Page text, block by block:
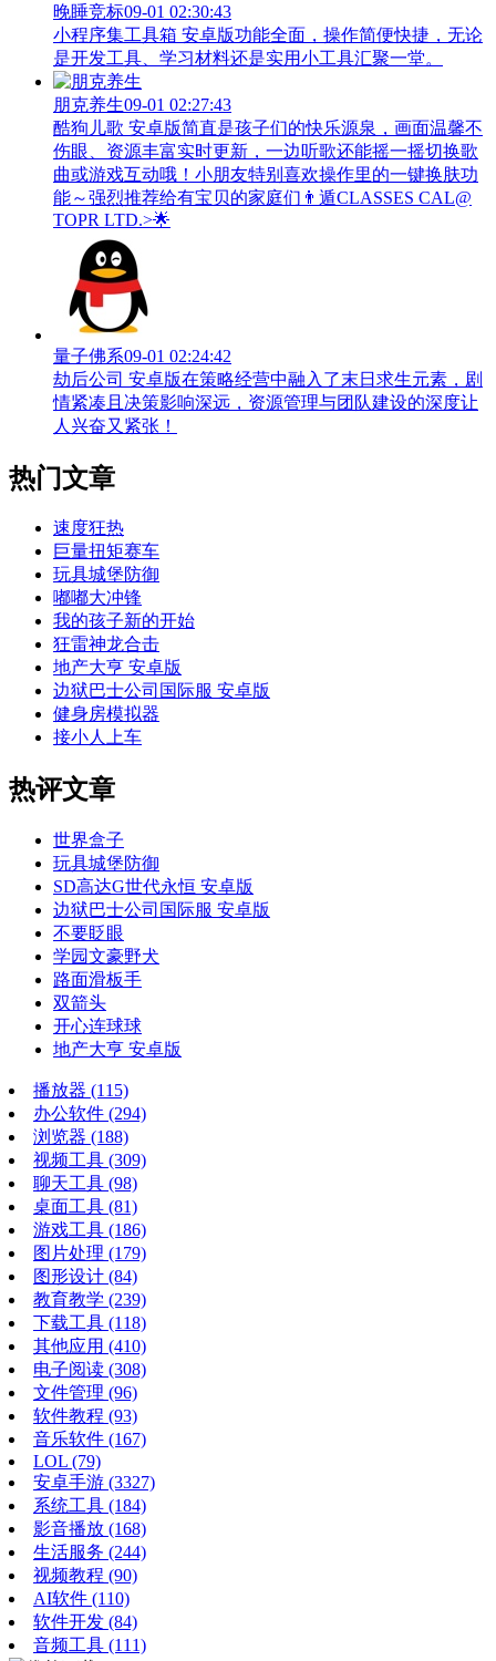
晚睡竞标09-01 02:30:43
小程序集工具箱 安卓版功能全面，操作简便快捷，无论
是开发工具、学习材料还是实用小工具汇聚一堂。
朋克养生09-01 02:27:43
酷狗儿歌 安卓版简直是孩子们的快乐源泉，画面温馨不
伤眼、资源丰富实时更新，一边听歌还能摇一摇切换歌
曲或游戏互动哦！小朋友特别喜欢操作里的一键换肤功
能～强烈推荐给有宝贝的家庭们👨‍遁️CLASSES CAL@
TOPR LTD.>🌟
量子佛系09-01 02:24:42
劫后公司 安卓版在策略经营中融入了末日求生元素，剧
情紧凑且决策影响深远，资源管理与团队建设的深度让
人兴奋又紧张！
热门文章
速度狂热
巨量扭矩赛车
玩具城堡防御
嘟嘟大冲锋
我的孩子新的开始
狂雷神龙合击
地产大亨 安卓版
边狱巴士公司国际服 安卓版
健身房模拟器
接小人上车
热评文章
世界盒子
玩具城堡防御
SD高达G世代永恒 安卓版
边狱巴士公司国际服 安卓版
不要眨眼
学园文豪野犬
路面滑板手
双箭头
开心连球球
地产大亨 安卓版
播放器 (115)
办公软件 (294)
浏览器 (188)
视频工具 (309)
聊天工具 (98)
桌面工具 (81)
游戏工具 (186)
图片处理 (179)
图形设计 (84)
教育教学 (239)
下载工具 (118)
其他应用 (410)
电子阅读 (308)
文件管理 (96)
软件教程 (93)
音乐软件 (167)
LOL (79)
安卓手游 (3327)
系统工具 (184)
影音播放 (168)
生活服务 (244)
视频教程 (90)
AI软件 (110)
软件开发 (84)
音频工具 (111)